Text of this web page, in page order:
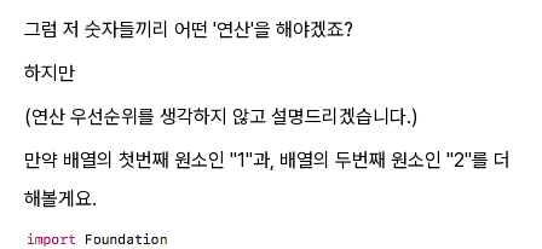
그럼 저 숫자들끼리 어떤 '연산'을 해야겠죠?
하지만
(연산 우선순위를 생각하지 않고 설명드리겠습니다.)
만약 배열의 첫번째 원소인 "1"과, 배열의 두번째 원소인 "2"를 더
해볼게요.